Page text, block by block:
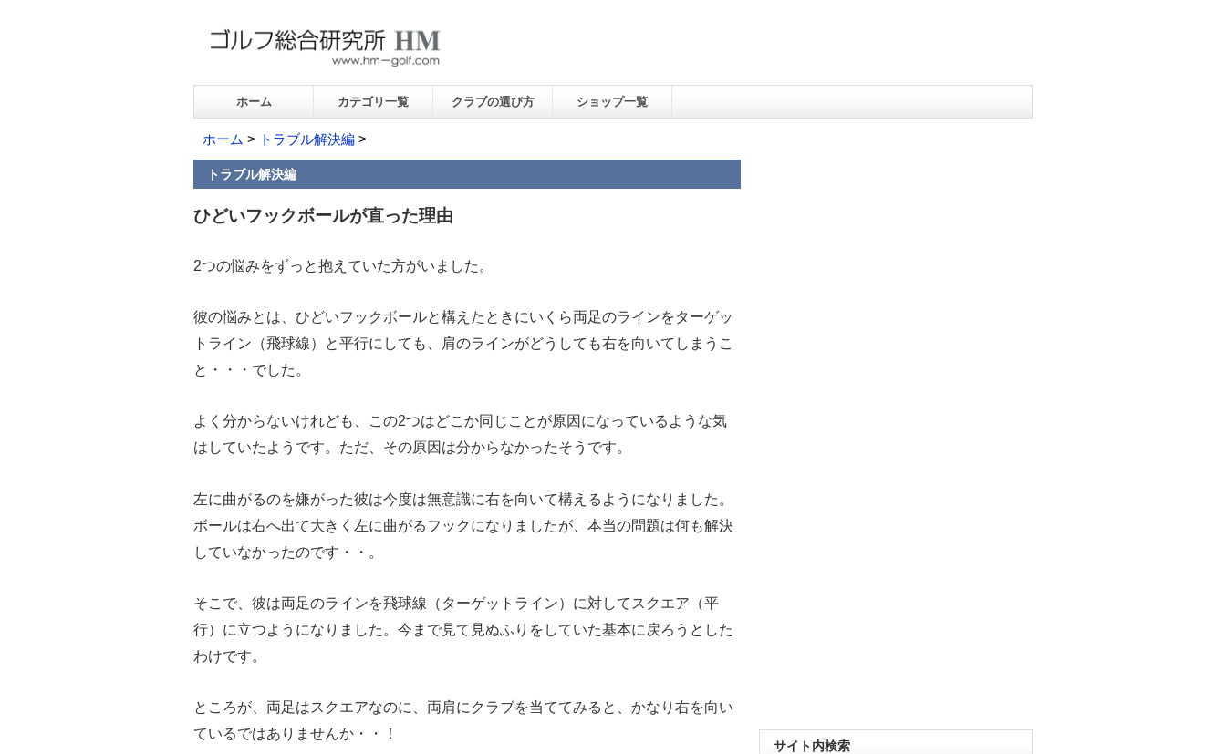
ホーム カテゴリ一覧 クラブの選び方 ショップ一覧
ホーム > トラブル解決編 >
トラブル解決編
ひどいフックボールが直った理由
2つの悩みをずっと抱えていた方がいました。
彼の悩みとは、ひどいフックボールと構えたときにいくら両足のラインをターゲッ
トライン（飛球線）と平行にしても、肩のラインがどうしても右を向いてしまうこ
と・・・でした。
よく分からないけれども、この2つはどこか同じことが原因になっているような気
はしていたようです。ただ、その原因は分からなかったそうです。
左に曲がるのを嫌がった彼は今度は無意識に右を向いて構えるようになりました。
ボールは右へ出て大きく左に曲がるフックになりましたが、本当の問題は何も解決
していなかったのです・・。
そこで、彼は両足のラインを飛球線（ターゲットライン）に対してスクエア（平
行）に立つようになりました。今まで見て見ぬふりをしていた基本に戻ろうとした
わけです。
ところが、両足はスクエアなのに、両肩にクラブを当ててみると、かなり右を向い
ているではありませんか・・！
サイト内検索